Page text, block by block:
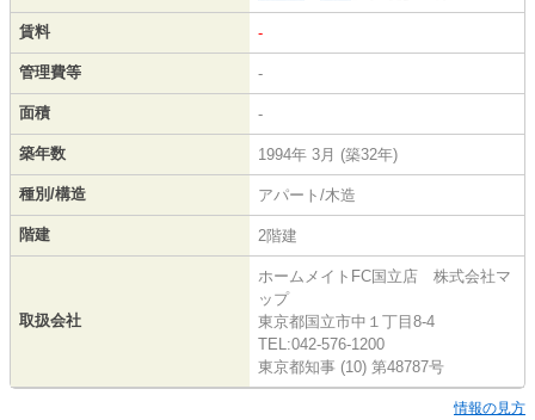
賃料 -
管理費等 -
面積 -
築年数 1994年 3月 (築32年)
種別/構造 アパート/木造
階建 2階建
取扱会社
ホームメイトFC国立店 株式会社マ
ップ
東京都国立市中１丁目8-4
TEL:042-576-1200
東京都知事 (10) 第48787号
情報の見方